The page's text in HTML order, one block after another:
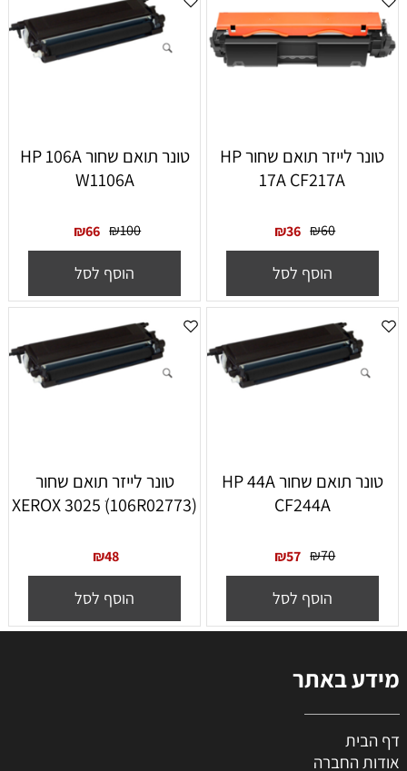
‏טונר ‏לייזר תואם שחור HP
17A CF217A
₪60
₪36
הוסף לסל
‏טונר תואם שחור HP 106A
W1106A
₪100
₪66
הוסף לסל
‏טונר תואם שחור HP 44A
CF244A
₪70
₪57
הוסף לסל
טונר לייזר תואם שחור
(XEROX 3025 ׁ(106R02773
₪48
הוסף לסל
מידע באתר
דף הבית
אודות החברה